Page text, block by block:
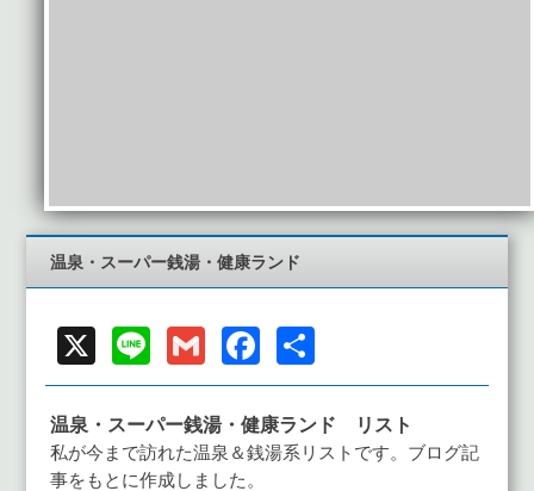
温泉・スーパー銭湯・健康ランド
X Line GmailFacebook
有
温泉・スーパー銭湯・健康ランド リスト
私が今まで訪れた温泉＆銭湯系リストです。ブログ記
事をもとに作成しました。